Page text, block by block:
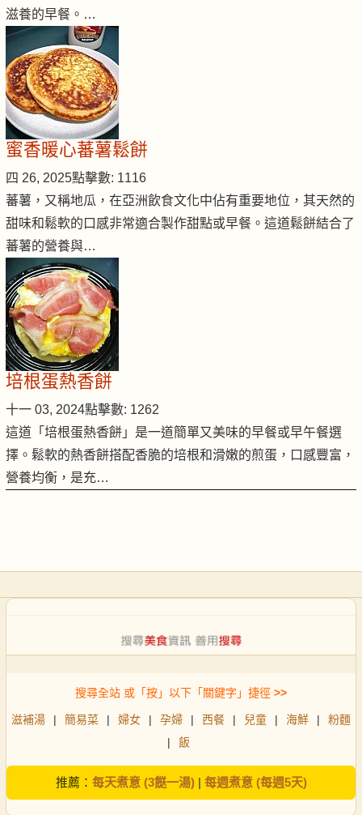
滋養的早餐。…
蜜香暖心蕃薯鬆餅
四 26, 2025點擊數: 1116
蕃薯，又稱地瓜，在亞洲飲食文化中佔有重要地位，其天然的
甜味和鬆軟的口感非常適合製作甜點或早餐。這道鬆餅結合了
蕃薯的營養與…
培根蛋熱香餅
十一 03, 2024點擊數: 1262
這道「培根蛋熱香餅」是一道簡單又美味的早餐或早午餐選
擇。鬆軟的熱香餅搭配香脆的培根和滑嫩的煎蛋，口感豐富，
營養均衡，是充…
搜尋全站 或「按」以下「關鍵字」捷徑 >>
滋補湯 | 簡易菜 | 婦女 | 孕婦 | 西餐 | 兒童 | 海鮮 |
粉麵
|
飯
推薦： 每天煮意 (3餸一湯)| 每週煮意 (每週5天)